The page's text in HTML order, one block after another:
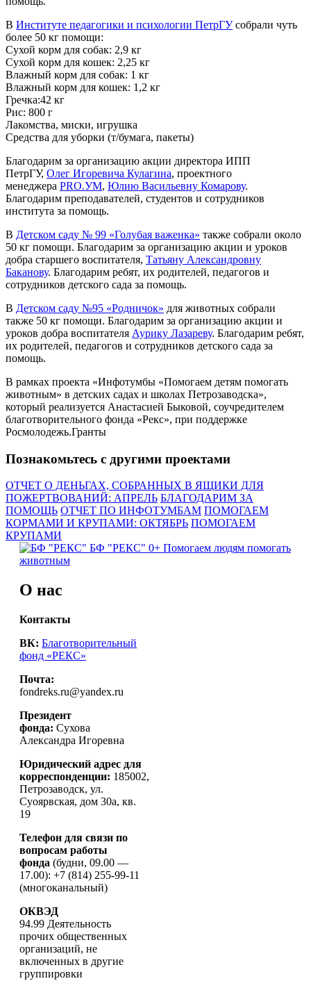
В Институте педагогики и психологии ПетрГУсобрали чуть
более 50 кг помощи:
Сухой корм для собак: 2,9 кг
Сухой корм для кошек: 2,25 кг
Влажный корм для собак: 1 кг
Влажный корм для кошек: 1,2 кг
Гречка:42 кг
Рис: 800 г
Лакомства, миски, игрушка
Средства для уборки (т/бумага, пакеты)
Благодарим за организацию акции директора ИПП
ПетрГУ, Олег Игоревича Кулагина, проектного
менеджера PRO.УМ, Юлию Васильевну Комарову.
Благодарим преподавателей, студентов и сотрудников
института за помощь.
В Детском саду № 99 «Голубая важенка» также собрали около
50 кг помощи. Благодарим за организацию акции и уроков
добра старшего воспитателя, Татьяну Александровну
Баканову. Благодарим ребят, их родителей, педагогов и
сотрудников детского сада за помощь.
В Детском саду №95 «Родничок» для животных собрали
также 50 кг помощи. Благодарим за организацию акции и
уроков добра воспитателя Аурику Лазареву. Благодарим ребят,
их родителей, педагогов и сотрудников детского сада за
помощь.
В рамках проекта «Инфотумбы «Помогаем детям помогать
животным» в детских садах и школах Петрозаводска»,
который реализуется Анастасией Быковой, соучредителем
благотворительного фонда «Рекс», при поддержке
Росмолодежь.Гранты
Познакомьтесь с другими проектами
ОТЧЕТ О ДЕНЬГАХ, СОБРАННЫХ В ЯЩИКИ ДЛЯ
ПОЖЕРТВОВАНИЙ: АПРЕЛЬ БЛАГОДАРИМ ЗА
ПОМОЩЬ ОТЧЕТ ПО ИНФОТУМБАМ ПОМОГАЕМ
КОРМАМИ И КРУПАМИ: ОКТЯБРЬ ПОМОГАЕМ
КРУПАМИ
БФ "РЕКС" 0+ Помогаем людям помогать
животным
О нас
Контакты
ВК: Благотворительный
фонд «РЕКС»
Почта:
fondreks.ru@yandex.ru
Президент
фонда: Сухова
Александра Игоревна
Юридический адрес для
корреспонденции: 185002,
Петрозаводск, ул.
Суоярвская, дом 30а, кв.
19
Телефон для связи по
вопросам работы
фонда (будни, 09.00 —
17.00): +7 (814) 255-99-11
(многоканальный)
ОКВЭД
94.99 Деятельность
прочих общественных
организаций, не
включенных в другие
группировки